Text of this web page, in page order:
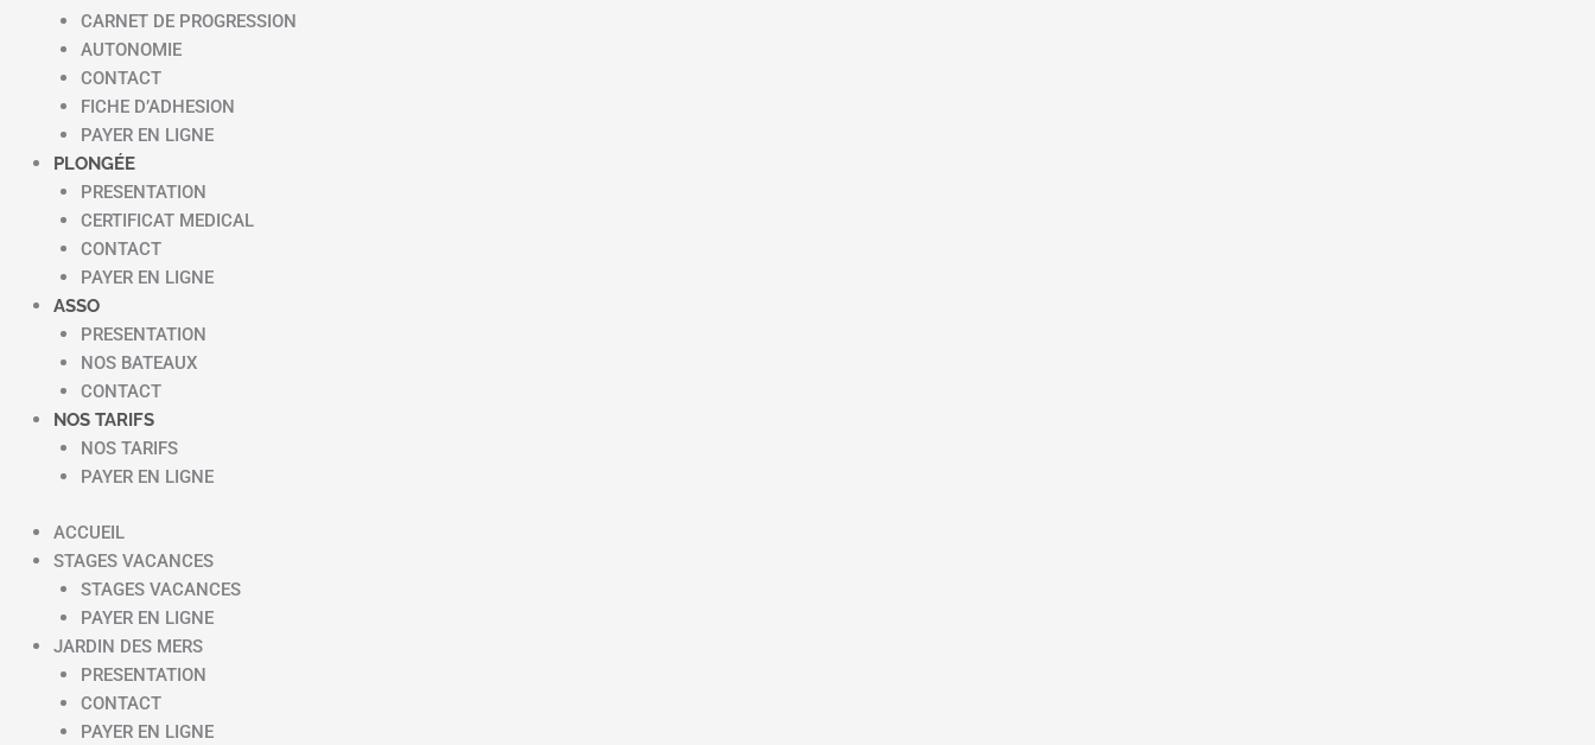
CARNET DE PROGRESSION
AUTONOMIE
CONTACT
FICHE D’ADHESION
PAYER EN LIGNE
PLONGÉE
PRESENTATION
CERTIFICAT MEDICAL
CONTACT
PAYER EN LIGNE
ASSO
PRESENTATION
NOS BATEAUX
CONTACT
NOS TARIFS
NOS TARIFS
PAYER EN LIGNE
ACCUEIL
STAGES VACANCES
STAGES VACANCES
PAYER EN LIGNE
JARDIN DES MERS
PRESENTATION
CONTACT
PAYER EN LIGNE